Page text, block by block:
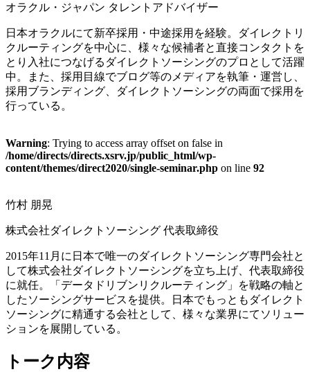
オラクル・ジャパン タレントアドバイザー
日本オラクルにて新卒採用・中途採用を経験。ダイレクトリ
クルーティングを中心に、様々な候補者と直接コンタクトを
とり入社につなげるダイレクトソーシングのプロとして活躍
中。また、採用目線でブログ等のメディアを執筆・運営し、
採用ブランディング、ダイレクトソーシングの両面で採用を
行っている。
Warning: Trying to access array offset on false in
/home/directs/directs.xsrv.jp/public_html/wp-
content/themes/direct2020/single-seminar.php on line 92
竹村 朋晃
株式会社ダイレクトソーシング 代表取締役
2015年11月に日本で唯一のダイレクトソーシング専門会社と
して株式会社ダイレクトソーシングを立ち上げ、代表取締役
に就任。「データドリブンリクルーティング」を戦略の軸と
したソーシングサービスを提供。日本でもっともダイレクト
ソーシングに精通する会社として、様々な業界にてソリュー
ションを展開している。
トーク内容